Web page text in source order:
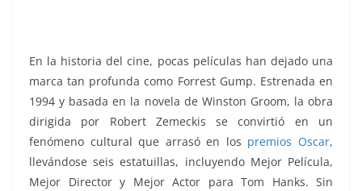
En la historia del cine, pocas películas han dejado una
marca tan profunda como Forrest Gump. Estrenada en
1994 y basada en la novela de Winston Groom, la obra
dirigida por Robert Zemeckis se convirtió en un
fenómeno cultural que arrasó en los premios Oscar,
llevándose seis estatuillas, incluyendo Mejor Película,
Mejor Director y Mejor Actor para Tom Hanks. Sin